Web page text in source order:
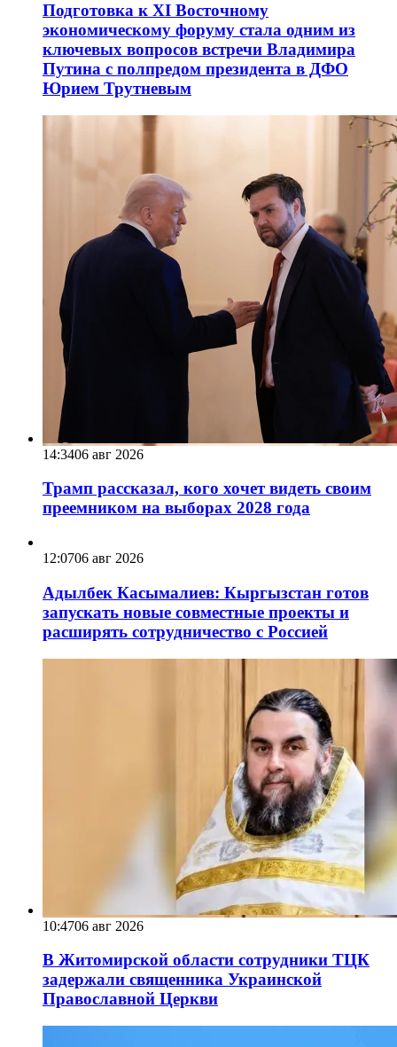
Подготовка к XI Восточному
экономическому форуму стала одним из
ключевых вопросов встречи Владимира
Путина с полпредом президента в ДФО
Юрием Трутневым
14:3406 авг 2026
Трамп рассказал, кого хочет видеть своим
преемником на выборах 2028 года
12:0706 авг 2026
Адылбек Касымалиев: Кыргызстан готов
запускать новые совместные проекты и
расширять сотрудничество с Россией
10:4706 авг 2026
В Житомирской области сотрудники ТЦК
задержали священника Украинской
Православной Церкви